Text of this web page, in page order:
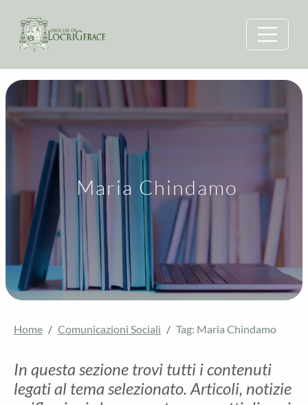
Maria Chindamo
Home Comunicazioni Sociali Tag: Maria Chindamo
In questa sezione trovi tutti i contenuti
legati al tema selezionato. Articoli, notizie